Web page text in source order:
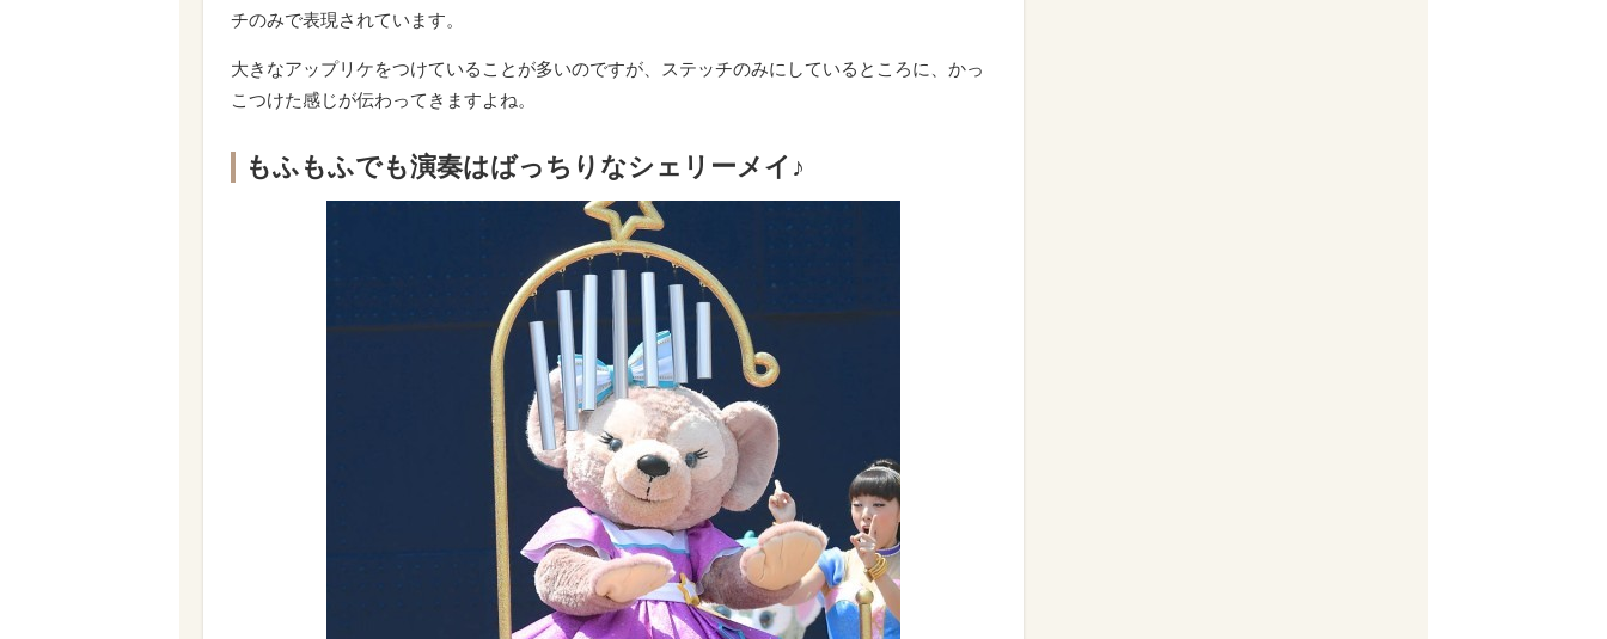
チのみで表現されています。
大きなアップリケをつけていることが多いのですが、ステッチのみにしているところに、かっ
こつけた感じが伝わってきますよね。
もふもふでも演奏はばっちりなシェリーメイ♪